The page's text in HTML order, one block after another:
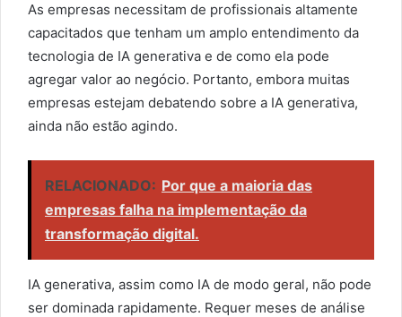
As empresas necessitam de profissionais altamente
capacitados que tenham um amplo entendimento da
tecnologia de IA generativa e de como ela pode
agregar valor ao negócio. Portanto, embora muitas
empresas estejam debatendo sobre a IA generativa,
ainda não estão agindo.
RELACIONADO: Por que a maioria das
empresas falha na implementação da
transformação digital.
IA generativa, assim como IA de modo geral, não pode
ser dominada rapidamente. Requer meses de análise